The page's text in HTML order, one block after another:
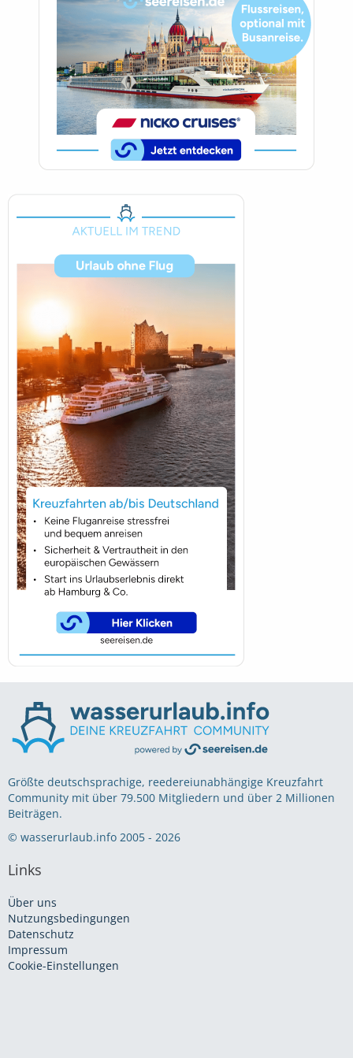
Größte deutschsprachige, reedereiunabhängige Kreuzfahrt
Community mit über 79.500 Mitgliedern und über 2 Millionen
Beiträgen.
© wasserurlaub.info 2005 - 2026
Links
Über uns
Nutzungsbedingungen
Datenschutz
Impressum
Cookie-Einstellungen